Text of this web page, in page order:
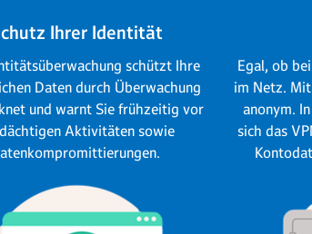
Ihrer Identität
schützt Ihre
Daten durch Überwachung
und warnt Sie frühzeitig vor
Aktivitäten sowie
Egal, ob
im Netz.
anonym.
sich das